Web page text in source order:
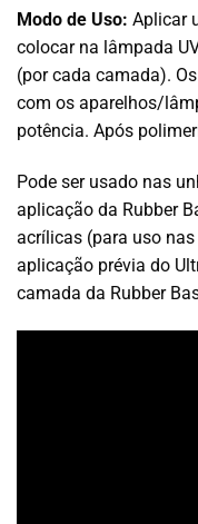
Modo de Uso: Aplicar
colocar na lâmpada
(por cada camada).
com os aparelhos/
potência. Após
Pode ser usado nas
aplicação da Rubber
acrílicas (para uso
aplicação prévia do
camada da Rubber